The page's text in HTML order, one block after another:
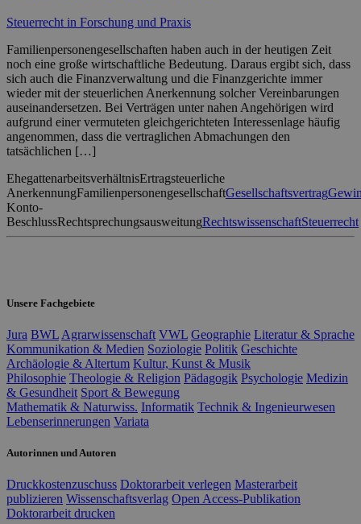
Steuerrecht in Forschung und Praxis
Familienpersonengesellschaften haben auch in der heutigen Zeit
noch eine große wirtschaftliche Bedeutung. Daraus ergibt sich, dass
sich auch die Finanzverwaltung und die Finanzgerichte immer
wieder mit der steuerlichen Anerkennung solcher Vereinbarungen
auseinandersetzen. Bei Verträgen unter nahen Angehörigen wird
aufgrund einer vermuteten gleichgerichteten Interessenlage häufig
angenommen, dass die vertraglichen Abmachungen den
tatsächlichen […]
EhegattenarbeitsverhältnisErtragsteuerliche
AnerkennungFamilienpersonengesellschaftGesellschaftsvertrag
Konto-
BeschlussRechtsprechungsausweitungRechtswissenschaftSteuerrecht
Unsere Fachgebiete
Jura BWL Agrarwissenschaft VWL Geographie Literatur & Sprache
Kommunikation & Medien Soziologie Politik Geschichte
Archäologie & Altertum Kultur, Kunst & Musik
Philosophie Theologie & Religion Pädagogik Psychologie Medizin
& Gesundheit Sport & Bewegung
Mathematik & Naturwiss. Informatik Technik & Ingenieurwesen
Lebenserinnerungen Variata
Autorinnen und Autoren
Druckkostenzuschuss Doktorarbeit verlegen Masterarbeit
publizieren Wissenschaftsverlag Open Access-Publikation
Doktorarbeit drucken